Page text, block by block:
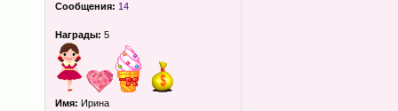
Сообщения: 14
Награды: 5
Имя: Ирина